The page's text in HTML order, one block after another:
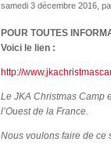
samedi 3 décembre 2016 ,
POUR TOUTES
Voici le lien :
http://
Le JKA Christmas Camp
l’Ouest de la France.
Nous voulons faire de ce